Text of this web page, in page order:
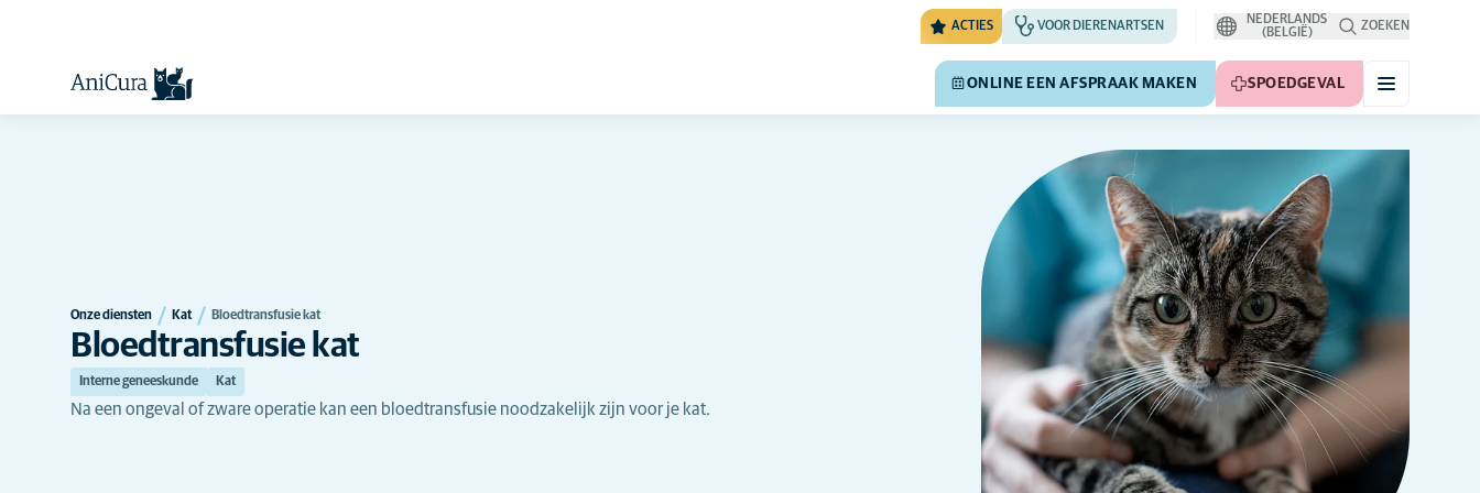
ACTIES VOOR DIERENARTSEN
NEDERLANDS
(BELGIË)
ZOEKEN
ONLINE EEN AFSPRAAK MAKEN SPOEDGEVAL
Onze diensten Kat Bloedtransfusie kat
Bloedtransfusie kat
Interne geneeskunde Kat
Na een ongeval of zware operatie kan een bloedtransfusie noodzakelijk zijn voor je kat.